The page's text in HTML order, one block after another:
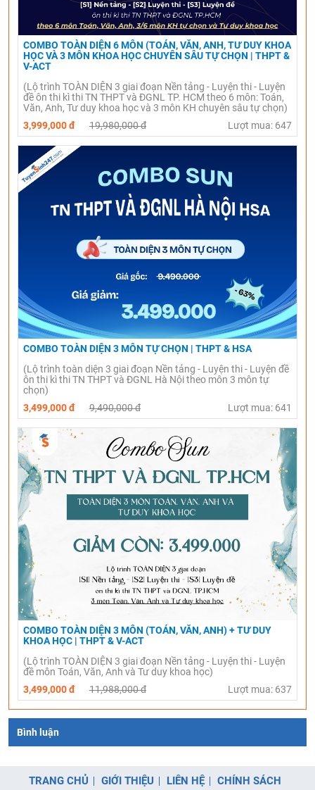
COMBO TOÀN DIỆN 6 MÔN (TOÁN, VĂN, ANH, TƯ DUY KHOA
HỌC VÀ 3 MÔN KHOA HỌC CHUYÊN SÂU TỰ CHỌN | THPT &
V-ACT
(Lộ trình TOÀN DIỆN 3 giai đoạn Nền tảng - Luyện thi - Luyện
đề ôn thi kì thi TN THPT và ĐGNL TP. HCM theo 6 môn: Toán,
Văn, Anh, Tư duy khoa học và 3 môn KH chuyên sâu tự chọn)
3,999,000 đ
19,980,000 đ Lượt mua: 647
COMBO TOÀN DIỆN 3 MÔN TỰ CHỌN | THPT & HSA
(Lộ trình toàn diện 3 giai đoạn Nền tảng - Luyện thi - Luyện đề
ôn thi kì thi TN THPT và ĐGNL Hà Nội theo môn 3 môn tự
chọn)
3,499,000 đ
9,490,000 đ Lượt mua: 641
COMBO TOÀN DIỆN 3 MÔN (TOÁN, VĂN, ANH) + TƯ DUY
KHOA HỌC | THPT & V-ACT
(Lộ trình TOÀN DIỆN 3 giai đoạn Nền tảng - Luyện thi - Luyện
đề môn Toán, Văn, Anh và Tư duy khoa học)
3,499,000 đ
11,988,000 đ Lượt mua: 637
Bình luận
TRANG CHỦ GIỚI THIỆU LIÊN HỆ CHÍNH SÁCH